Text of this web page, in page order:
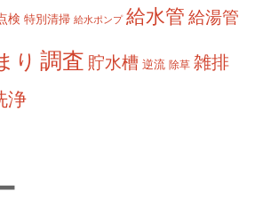
検 特別清掃 給水ポンプ 給水管 給湯管
り 調査 貯水槽 逆流 除草 雑排
浄